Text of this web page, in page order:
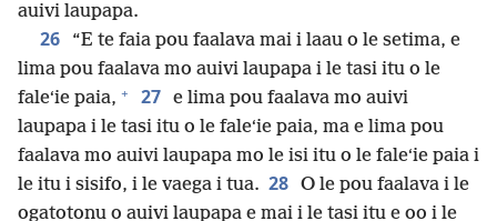
auivi laupapa.
26
“E te faia pou faalava mai i laau o le setima, e
lima pou faalava mo auivi laupapa i le tasi itu o le
faleʻie paia, + 27 e lima pou faalava mo auivi
laupapa i le tasi itu o le faleʻie paia, ma e lima pou
faalava mo auivi laupapa mo le isi itu o le faleʻie paia i
le itu i sisifo, i le vaega i tua. 28 O le pou faalava i le
ogatotonu o auivi laupapa e mai i le tasi itu e oo i le